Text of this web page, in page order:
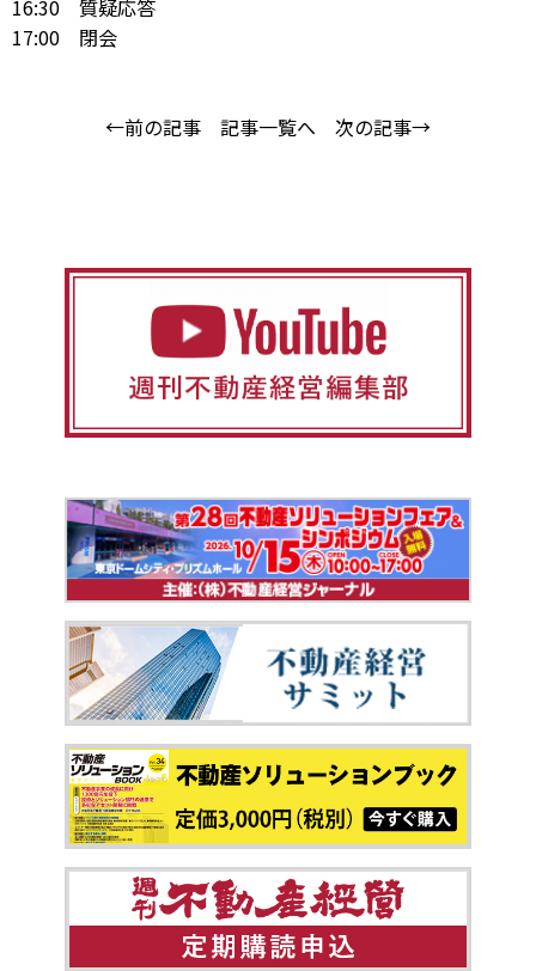
16:30 質疑応答
17:00 閉会
←前の記事 記事一覧へ 次の記事→